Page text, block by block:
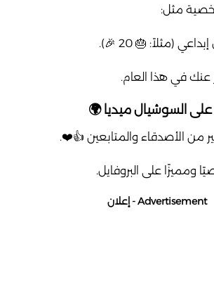
مثل:
(مثلاً: 🎂 20 🎉).
في هذا العام.
على السوشيال ميديا 🌍
من الأصدقاء والمتابعين 👍❤️.
ومميزًا على البروفايل.
Advertisement - إعلان